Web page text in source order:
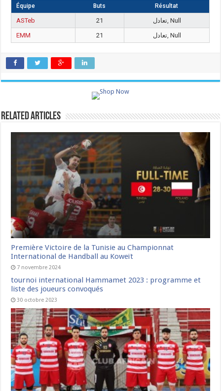
Équipe Buts Résultat
ASTeb 21
تعادل, Null
EMM
21 تعادل, Null
Related Articles
Première Victoire de la Tunisie au Championnat
International de Handball au Koweït
7 novembre 2024
tournoi international Hammamet 2023 : programme et
liste des joueurs convoqués
30 octobre 2023